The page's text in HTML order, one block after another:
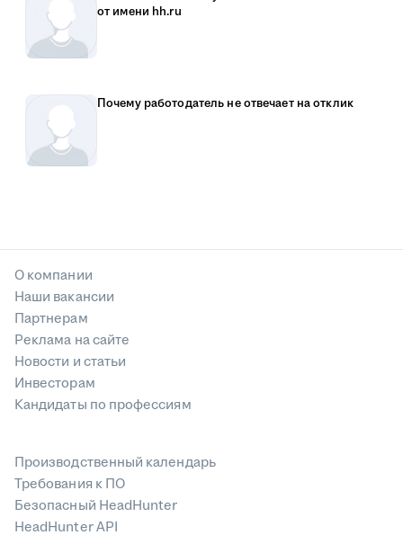
от имени hh.ru
Почему работодатель не отвечает на отклик
О компании
Наши вакансии
Партнерам
Реклама на сайте
Новости и статьи
Инвесторам
Кандидаты по профессиям
Производственный календарь
Требования к ПО
Безопасный HeadHunter
HeadHunter API